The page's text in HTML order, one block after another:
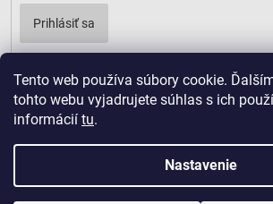
Tento web používa súbory cookie.
tohto webu vyjadrujete súhlas s ich
informácií tu.
Nastavenie
Prihlásiť sa